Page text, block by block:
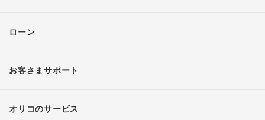
ローン
お客さまサポート
オリコのサービス